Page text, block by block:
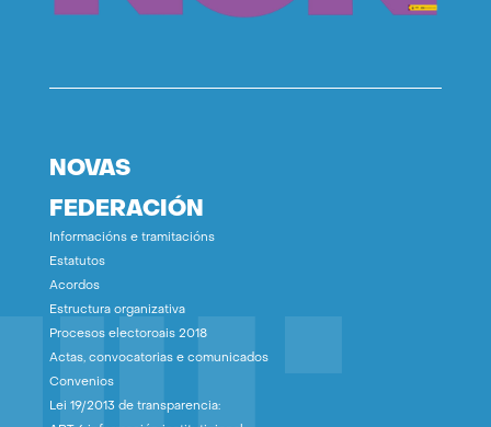
NOVAS
FEDERACIÓN
Informacións e tramitacións
Estatutos
Acordos
Estructura organizativa
Procesos electoroais 2018
Actas, convocatorias e comunicados
Convenios
Lei 19/2013 de transparencia: